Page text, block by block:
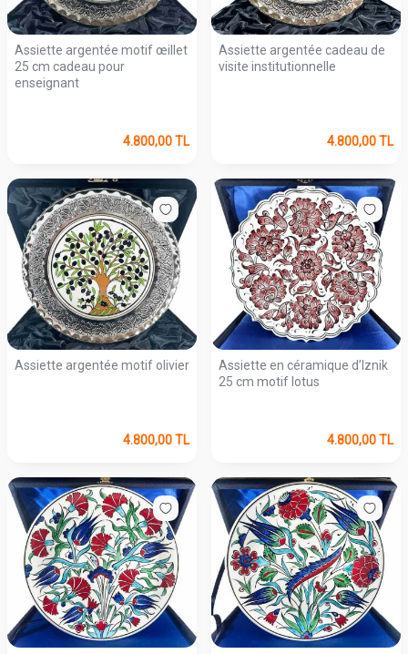
Assiette argentée motif œillet
25 cm cadeau pour
enseignant
4.800,00TL
Assiette argentée cadeau de
visite institutionnelle
4.800,00TL
Assiette argentée motif olivier
4.800,00TL
Assiette en céramique d’Iznik
25 cm motif lotus
4.800,00TL